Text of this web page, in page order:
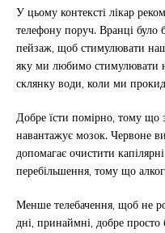
У цьому контексті лікар
телефону поруч. Вранці
пейзаж, щоб стимулювати
яку ми любимо стимулювати
склянку води, коли ми
Добре їсти помірно, тому
навантажує мозок. Червоне
допомагає очистити
перебільшення, тому що
Менше телебачення, щоб не
дні, принаймні, добре